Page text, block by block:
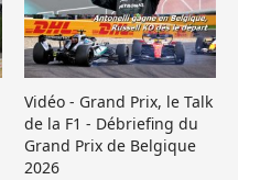
Vidéo - Grand Prix, le Talk
de la F1 - Débriefing du
Grand Prix de Belgique
2026